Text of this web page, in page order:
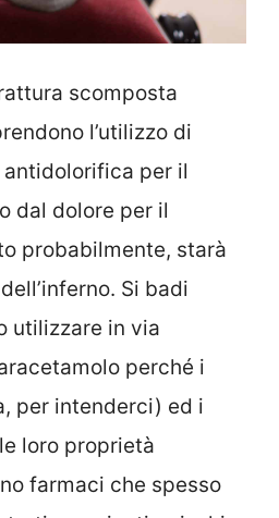
scomposta
l’utilizzo di
per il
dal dolore per il
probabilmente, starà
Si badi
utilizzare in via
perché i
per intenderci) ed i
loro proprietà
farmaci che spesso